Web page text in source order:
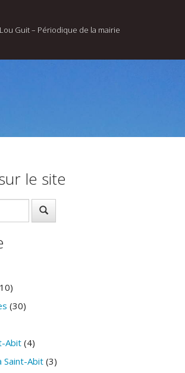
Lou Guit – Périodique de la mairie
le site
(30)
Abit (4)
Saint-Abit (3)